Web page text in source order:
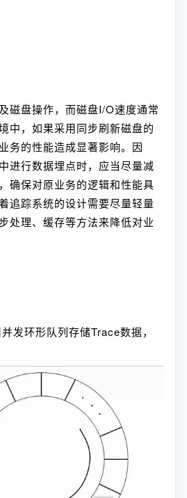
磁盘操作，而磁盘I/O速度通常
中，如果采用同步刷新磁盘的
务的性能造成显著影响。因
进行数据埋点时，应当尽量减
确保对原业务的逻辑和性能具
追踪系统的设计需要尽量轻量
处理、缓存等方法来降低对业
发环形队列存储Trace数据，